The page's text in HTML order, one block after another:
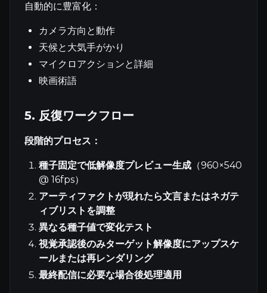
自動的に豊富化：
カメラ方向と動作
天候と大気手がかり
マイクロアクションと詳細
映画術語
5. 反復ワークフロー
段階的プロセス：
種子固定で低解像度プレビュー生成 （960×540
@ 16fps）
アーティファクトが現れたら文言またはネガテ
ィブリストを調整
異なる種子値で変化テスト
視覚承認後のみターゲット解像度にアップスケ
ールまたは再レンダリング
最終配信に必要な場合後処理適用